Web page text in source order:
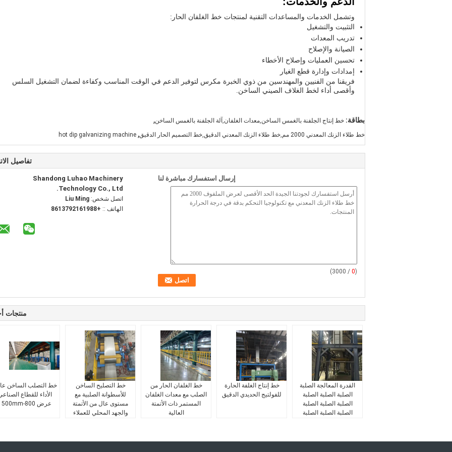
وتشمل الخدمات والمساعدات التقنية لمنتجات خط الغلفان الحار:
التثبيت والتشغيل
تدريب المعدات
الصيانة والإصلاح
تحسين العمليات وإصلاح الأخطاء
إمدادات وإدارة قطع الغيار
فريقنا من الفنيين والمهندسين من ذوي الخبرة مكرس لتوفير الدعم في الوقت المناسب وكفاءة لضمان التشغيل السلس
وأقصى أداء لخط الغلاف الصيني الساخن.
بطاقة: خط إنتاج الجلفنة بالغمس الساخن,معدات الغلفان,آلة الجلفنة بالغمس الساخن,
خط طلاء الزنك المعدني 2000 مم,خط طلاء الزنك المعدني الدقيق,خط التصميم الحار الدقيق ,
hot dip galvanizing machine
تفاصيل
Shandong Luhao Machinery
Technology Co., Ltd.
اتصل شخص: Liu Ming
الهاتف :: +8613792161988
إرسال استفسارك مباشرة لنا
(
0
/ 3000)
منتجات
خط التصلب الساخن
الأداء للقطاع
عرض 800-1500mm
خط التصليح الساخن
للأسطوانة الصلبية مع
مستوى عال من الأتمتة
والجهد المحلي للعملاء
خط الغلفان الحار من
الصلب مع معدات الغلفان
المستمر ذات الأتمتة
العالية
خط إنتاج الغلفة الحارة
للفولتيج الحديدي الدقيق
القدرة المعالجة الصلبة
الصلبة الصلبة الصلبة
الصلبة الصلبة الصلبة
الصلبة الصلبة الصلبة